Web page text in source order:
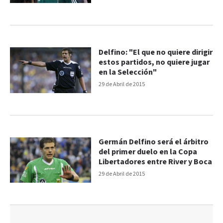
29 de Abril de 2015
Delfino: "El que no quiere dirigir
estos partidos, no quiere jugar
en la Selección"
29 de Abril de 2015
Germán Delfino será el árbitro
del primer duelo en la Copa
Libertadores entre River y Boca